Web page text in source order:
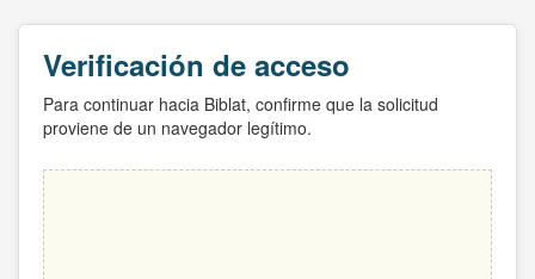
Verificación de acceso
Para continuar hacia Biblat, confirme que la solicitud
proviene de un navegador legítimo.